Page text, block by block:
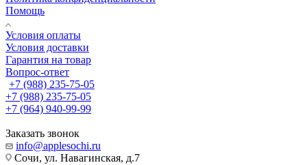
Помощь
Условия оплаты
Условия доставки
Гарантия на товар
Вопрос-ответ
+7 (988) 235-75-05
+7 (988) 235-75-05
+7 (964) 940-99-99
Заказать звонок
info@applesochi.ru
Сочи, ул. Навагинская, д.7